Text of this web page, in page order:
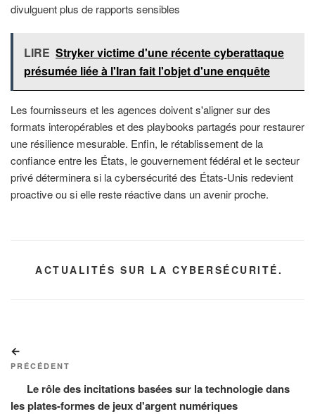
divulguent plus de rapports sensibles
LIRE Stryker victime d'une récente cyberattaque
présumée liée à l'Iran fait l'objet d'une enquête
Les fournisseurs et les agences doivent s'aligner sur des
formats interopérables et des playbooks partagés pour restaurer
une résilience mesurable. Enfin, le rétablissement de la
confiance entre les États, le gouvernement fédéral et le secteur
privé déterminera si la cybersécurité des États-Unis redevient
proactive ou si elle reste réactive dans un avenir proche.
CATÉGORIES
ACTUALITÉS SUR LA CYBERSÉCURITÉ.
de
l’article
précédent
PRÉCÉDENT
Le rôle des incitations basées sur la technologie dans
les plates-formes de jeux d'argent numériques